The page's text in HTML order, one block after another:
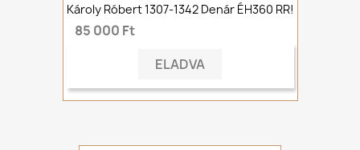
Károly Róbert 1307-1342 Denár ÉH360 RR!
85 000 Ft
ELADVA